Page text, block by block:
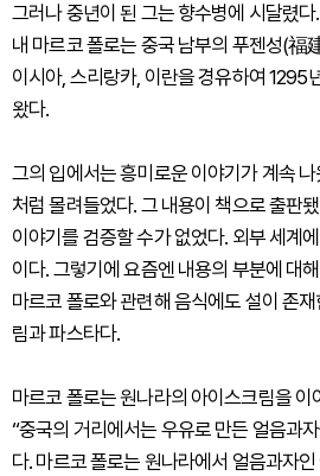
그러나 중년이 된 그는 향수병에 시달렸
내 마르코 폴로는 중국 남부의 푸젠성(福
이시아, 스리랑카, 이란을 경유하여 1295
왔다.
그의 입에서는 흥미로운 이야기가 계속
처럼 몰려들었다. 그 내용이 책으로 출판
이야기를 검증할 수가 없었다. 외부 세계
이다. 그렇기에 요즘엔 내용의 부분에 대
마르코 폴로와 관련해 음식에도 설이 존
림과 파스타다.
마르코 폴로는 원나라의 아이스크림을
“중국의 거리에서는 우유로 만든 얼음과
다. 마르코 폴로는 원나라에서 얼음과자